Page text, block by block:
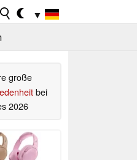
▼
große
bei
2026